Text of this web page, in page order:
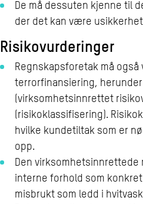
De må dessuten kjenne til
der det kan være
Risikovurderinger
Regnskapsforetak må
terrorfinansiering,
(virksomhetsinnrettet
(risikoklassifisering).
hvilke kundetiltak som er
opp.
Den virksomhetsinnrettede
interne forhold som
misbrukt som ledd i